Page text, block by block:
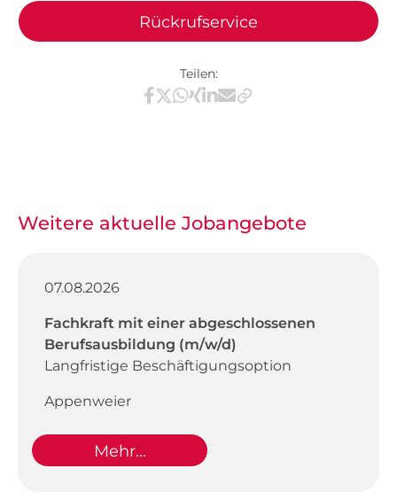
Rückrufservice
Teilen:
Teilen via Facebook
Teilen via X / Twitter
Teilen via WhatsApp
Teilen via Xing
Teilen via LinkedIn
Teilen via E-Mail
Weitere aktuelle Jobangebote
07.08.2026
Fachkraft mit einer abgeschlossenen
Berufsausbildung (m/w/d)
Langfristige Beschäftigungsoption
Appenweier
Mehr...